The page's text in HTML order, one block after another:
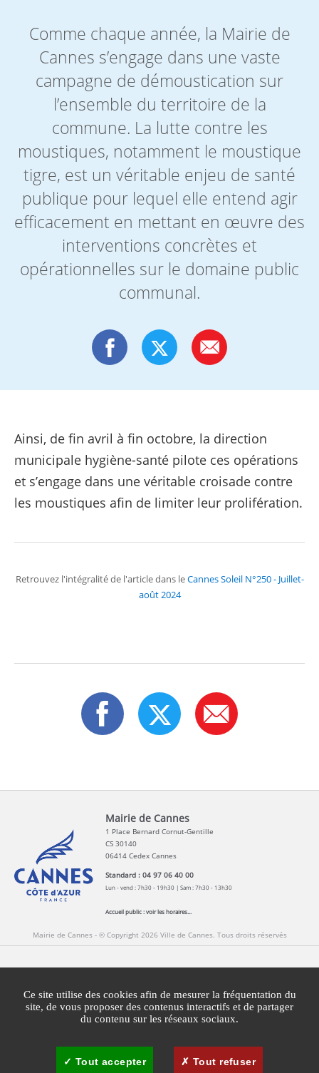
Comme chaque année, la Mairie de
Cannes s’engage dans une vaste
campagne de démoustication sur
l’ensemble du territoire de la
commune. La lutte contre les
moustiques, notamment le moustique
tigre, est un véritable enjeu de santé
publique pour lequel elle entend agir
efficacement en mettant en œuvre des
interventions concrètes et
opérationnelles sur le domaine public
communal.
Ainsi, de fin avril à fin octobre, la direction
municipale hygiène-santé pilote ces opérations
et s’engage dans une véritable croisade contre
les moustiques afin de limiter leur prolifération.
Retrouvez l'intégralité de l'article dans leCannes Soleil N°250 - Juillet-
août 2024
Mairie de Cannes
1 Place Bernard Cornut-Gentille
CS 30140
06414 Cedex Cannes
Standard : 04 97 06 40 00
Lun - vend : 7h30 - 19h30 | Sam : 7h30 - 13h30
Accueil public :voir les horaires...
Mairie de Cannes - © Copyright 2026 Ville de Cannes. Tous droits réservés
Mentions légales Agglomération Cannes Lérins
Plan du site Gestion des cookies
Ce site utilise des cookies afin de mesurer la fréquentation du
site, de vous proposer des contenus interactifs et de partager
du contenu sur les réseaux sociaux.
Tout accepter Tout refuser